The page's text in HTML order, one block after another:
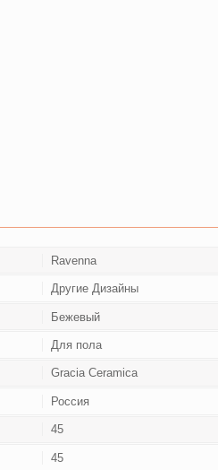
Ravenna
Другие Дизайны
Бежевый
Для пола
Gracia Ceramica
Россия
45
45